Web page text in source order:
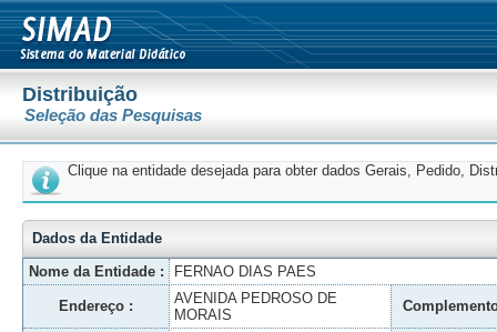
Distribuição
Seleção das Pesquisas
Clique na entidade desejada para obter dados Gerais, Pedido,
Dados da Entidade
Nome da Entidade :
FERNAO DIAS PAES
Endereço :
AVENIDA PEDROSO DE
MORAIS